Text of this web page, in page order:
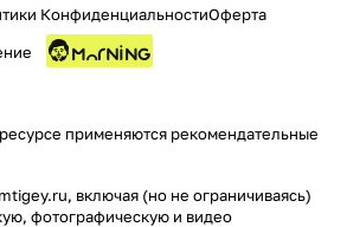
КонфиденциальностиОферта
применяются рекомендательные
включая (но не ограничиваясь)
фотографическую и видео
раз в 2 недели